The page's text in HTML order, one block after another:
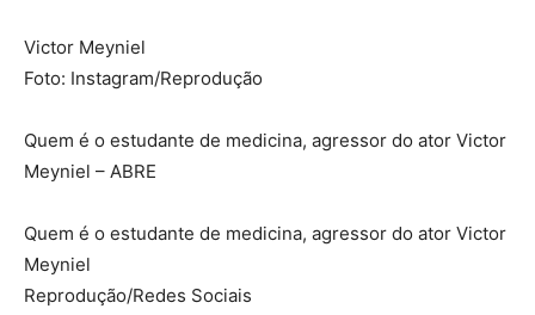
Victor Meyniel
Foto: Instagram/Reprodução
Quem é o estudante de medicina, agressor do ator Victor
Meyniel – ABRE
Quem é o estudante de medicina, agressor do ator Victor
Meyniel
Reprodução/Redes Sociais